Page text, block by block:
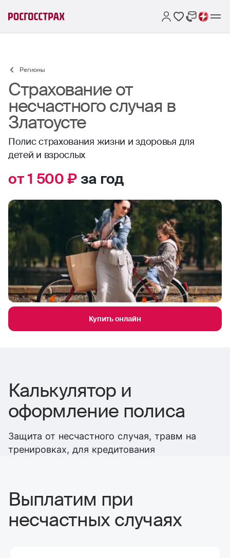
Регионы
Страхование от
несчастного случая в
Златоусте
Полис страхования жизни и здоровья для
детей и взрослых
от 1 500 ₽за год
Купить онлайн
Калькулятор и
оформление полиса
Защита от несчастного случая, травм на
тренировках, для кредитования
Выплатим при
несчастных случаях